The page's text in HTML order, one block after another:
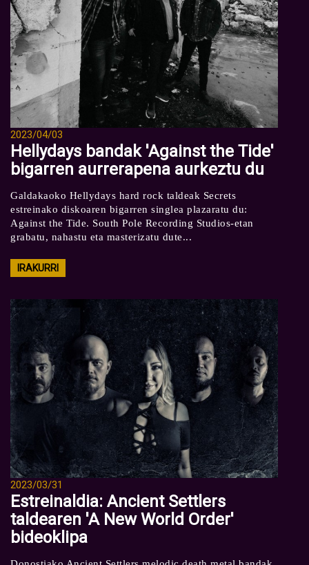
2023/04/03
Hellydays bandak 'Against the Tide'
bigarren aurrerapena aurkeztu du
Galdakaoko Hellydays hard rock taldeak Secrets
estreinako diskoaren bigarren singlea plazaratu du:
Against the Tide. South Pole Recording Studios-etan
grabatu, nahastu eta masterizatu dute...
IRAKURRI
2023/03/31
Estreinaldia: Ancient Settlers
taldearen 'A New World Order'
bideoklipa